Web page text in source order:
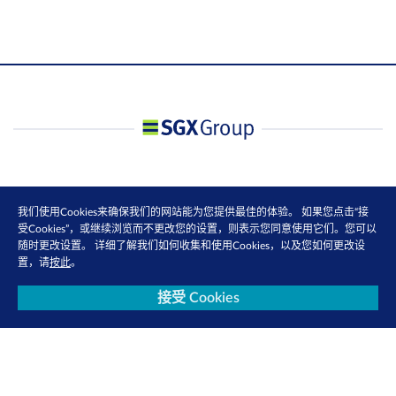
我们使用Cookies来确保我们的网站能为您提供最佳的体验。 如果您点击“接
受Cookies”，或继续浏览而不更改您的设置，则表示您同意使用它们。您可以
随时更改设置。 详细了解我们如何收集和使用Cookies，以及您如何更改设
置，请按此。
接受 Cookies